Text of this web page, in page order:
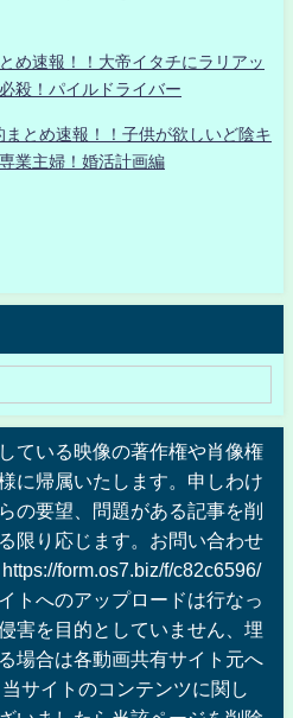
め速報！！大帝イタチにラリアッ
殺！パイルドライバー
とめ速報！！子供が欲しいど陰キ
業主婦！婚活計画編
ている映像の著作権や肖像権
に帰属いたします。申しわけ
の要望、問題がある記事を削
限り応じます。お問い合わせ
form.os7.biz/f/c82c6596/
トへのアップロードは行なっ
害を目的としていません、埋
場合は各動画共有サイト元へ
サイトのコンテンツに関し